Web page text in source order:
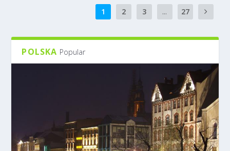
1 2 3 ... 27
POLSKA Popular